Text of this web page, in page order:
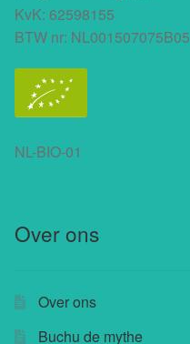
KvK: 62598155
BTW nr: NL001507075B05
NL-BIO-01
Over ons
Over ons
Buchu de mythe